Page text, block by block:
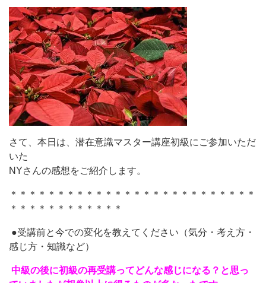
さて、本日は、潜在意識マスター講座初級にご参加いただ
いた
NYさんの感想をご紹介します。
＊＊＊＊＊＊＊＊＊＊＊＊＊＊＊＊＊＊＊＊＊＊＊＊＊＊
＊＊＊＊＊＊＊＊＊＊＊＊
●受講前と今での変化を教えてください（気分・考え方・
感じ方・知識など）
中級の後に初級の再受講ってどんな感じになる？と思っ